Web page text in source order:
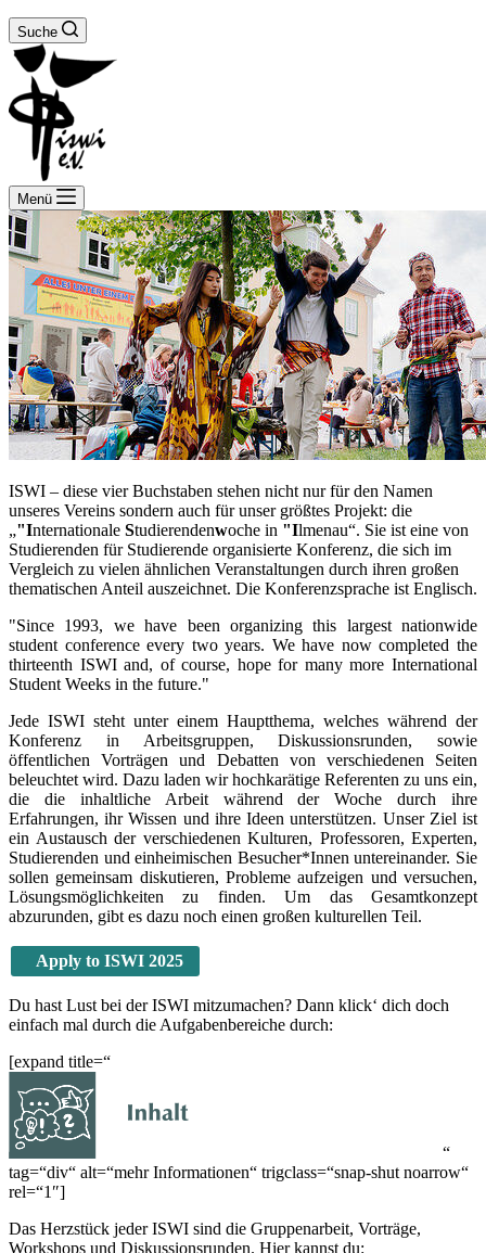
Suche
Menü
ISWI – diese vier Buchstaben stehen nicht nur für den Namen
unseres Vereins sondern auch für unser größtes Projekt: die
„"Internationale Studierendenwoche in "Ilmenau“. Sie ist eine von
Studierenden für Studierende organisierte Konferenz, die sich im
Vergleich zu vielen ähnlichen Veranstaltungen durch ihren großen
thematischen Anteil auszeichnet. Die Konferenzsprache ist Englisch.
"Since 1993, we have been organizing this largest nationwide
student conference every two years. We have now completed the
thirteenth ISWI and, of course, hope for many more International
Student Weeks in the future."
Jede ISWI steht unter einem Hauptthema, welches während der
Konferenz in Arbeitsgruppen, Diskussionsrunden, sowie
öffentlichen Vorträgen und Debatten von verschiedenen Seiten
beleuchtet wird. Dazu laden wir hochkarätige Referenten zu uns ein,
die die inhaltliche Arbeit während der Woche durch ihre
Erfahrungen, ihr Wissen und ihre Ideen unterstützen. Unser Ziel ist
ein Austausch der verschiedenen Kulturen, Professoren, Experten,
Studierenden und einheimischen Besucher*Innen untereinander. Sie
sollen gemeinsam diskutieren, Probleme aufzeigen und versuchen,
Lösungsmöglichkeiten zu finden. Um das Gesamtkonzept
abzurunden, gibt es dazu noch einen großen kulturellen Teil.
Apply to ISWI 2025
Du hast Lust bei der ISWI mitzumachen? Dann klick‘ dich doch
einfach mal durch die Aufgabenbereiche durch:
[expand title=“
“
tag=“div“ alt=“mehr Informationen“ trigclass=“snap-shut noarrow“
rel=“1″]
Das Herzstück jeder ISWI sind die Gruppenarbeit, Vorträge,
Workshops und Diskussionsrunden. Hier kannst du: